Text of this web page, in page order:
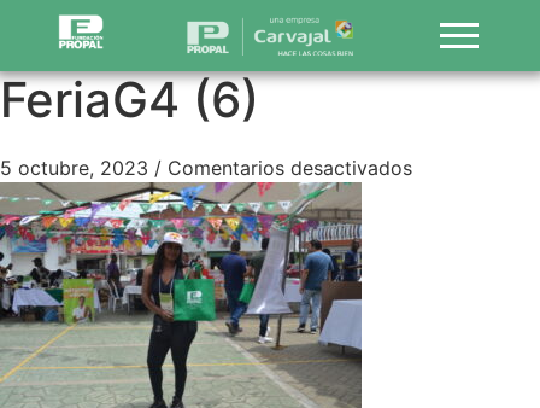
FeriaG4 (6)
5 octubre, 2023 / Comentarios desactivados